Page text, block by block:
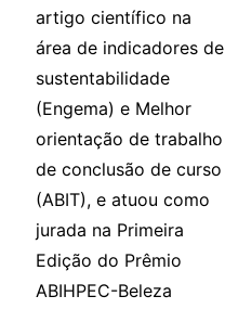
artigo científico na
área de indicadores de
sustentabilidade
(Engema) e Melhor
orientação de trabalho
de conclusão de curso
(ABIT), e atuou como
jurada na Primeira
Edição do Prêmio
ABIHPEC-Beleza